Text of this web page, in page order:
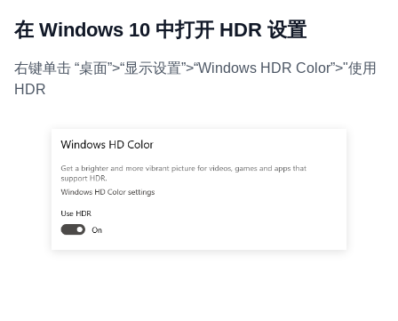
在 Windows 10 中打开 HDR 设置
右键单击 “桌面”>“显示设置”>“Windows HDR Color”>"使用
HDR